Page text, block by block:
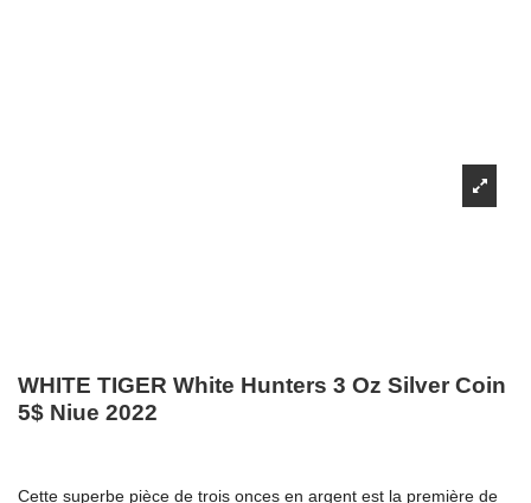
WHITE TIGER White Hunters 3 Oz Silver Coin
5$ Niue 2022
Cette superbe pièce de trois onces en argent est la première de